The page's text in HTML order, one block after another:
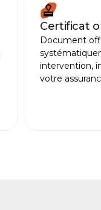
Certificat
Document
intervention,
votre